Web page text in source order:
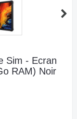
Sim - Ecran
RAM) Noir